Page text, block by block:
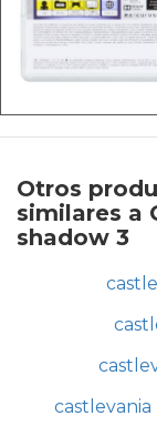
Otros
similares a
shadow 3